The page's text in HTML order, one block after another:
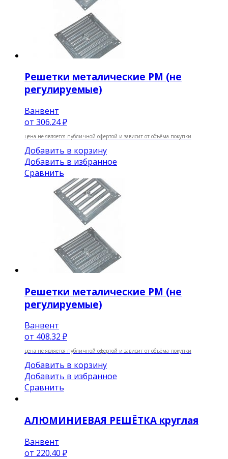
Решетки металические РМ (не
регулируемые)
Ванвент
от 306.24 ₽
цена не является публичной офертой и зависит от объёма покупки
Добавить в корзину
Добавить в избранное
Сравнить
Решетки металические РМ (не
регулируемые)
Ванвент
от 408.32 ₽
цена не является публичной офертой и зависит от объёма покупки
Добавить в корзину
Добавить в избранное
Сравнить
АЛЮМИНИЕВАЯ РЕШЁТКА круглая
Ванвент
от 220.40 ₽